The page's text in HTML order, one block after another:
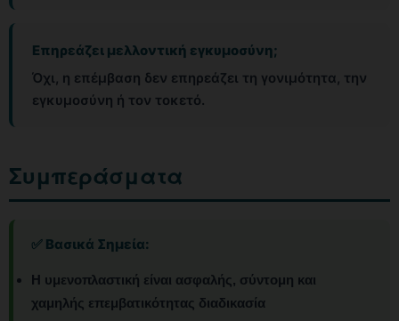
Επηρεάζει μελλοντική εγκυμοσύνη;
Όχι, η επέμβαση δεν επηρεάζει τη γονιμότητα, την
εγκυμοσύνη ή τον τοκετό.
Συμπεράσματα
✅ Βασικά Σημεία:
Η υμενοπλαστική είναι ασφαλής, σύντομη και
χαμηλής επεμβατικότητας διαδικασία